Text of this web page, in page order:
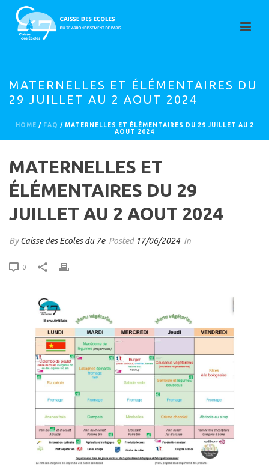
MATERNELLES ET ÉLÉMENTAIRES DU
29 JUILLET AU 2 AOUT 2024
HOME / FAQ / MATERNELLES ET ÉLÉMENTAIRES DU 29 JUILLET AU 2
AOUT 2024
MATERNELLES ET
ÉLÉMENTAIRES DU 29
JUILLET AU 2 AOUT 2024
ByCaisse des Ecoles du 7e Posted 17/06/2024 In
0